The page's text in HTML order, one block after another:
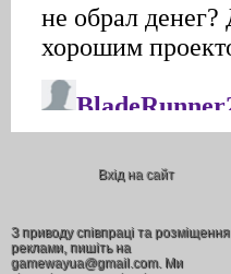
Вхід на сайт
З приводу співпраці та розміщення
реклами, пишіть на
gamewayua@gmail.com. Ми